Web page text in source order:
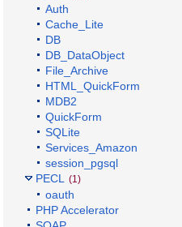
Auth
Cache_Lite
DB
DB_DataObject
File_Archive
HTML_QuickForm
MDB2
QuickForm
SQLite
Services_Amazon
session_pgsql
PECL
(1)
oauth
PHP Accelerator